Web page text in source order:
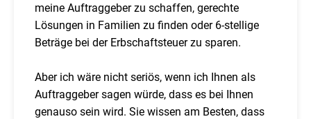
meine Auftraggeber zu schaffen, gerechte
Lösungen in Familien zu finden oder 6-stellige
Beträge bei der Erbschaftsteuer zu sparen.
Aber ich wäre nicht seriös, wenn ich Ihnen als
Auftraggeber sagen würde, dass es bei Ihnen
genauso sein wird. Sie wissen am Besten, dass